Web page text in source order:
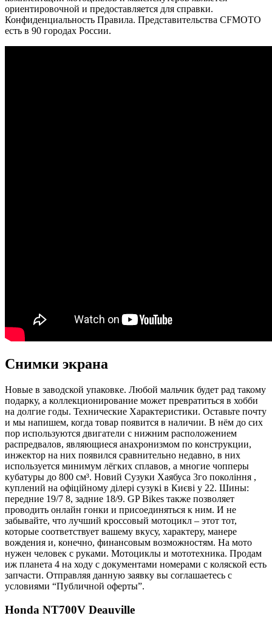
ориентировочной и предоставляется для справки.
Конфиденциальность Правила. Представительства CFMOTO
есть в 90 городах России.
Снимки экрана
Новые в заводской упаковке. Любой мальчик будет рад такому
подарку, а коллекционирование может превратиться в хобби
на долгие годы. Технические Характеристики. Оставьте почту
и мы напишем, когда товар появится в наличии. В нём до сих
пор используются двигатели с нижним расположением
распредвалов, являющиеся анахронизмом по конструкции,
инжектор на них появился сравнительно недавно, в них
используется минимум лёгких сплавов, а многие чопперы
кубатуры до 800 см³. Новий Сузуки Хаябуса 3го покоління ,
куплений на офіційному ділері сузукі в Києві у 22. Шины:
передние 19/7 8, задние 18/9. GP Bikes также позволяет
проводить онлайн гонки и присоединяться к ним. И не
забывайте, что лучший кроссовый мотоцикл – этот тот,
которые соответствует вашему вкусу, характеру, манере
вождения и, конечно, финансовым возможностям. На мото
нужен человек с руками. Мотоциклы и мототехника. Продам
иж планета 4 на ходу с документами номерами с коляской есть
запчасти. Отправляя данную заявку вы соглашаетесь с
условиями “Публичной оферты”.
Honda NT700V Deauville